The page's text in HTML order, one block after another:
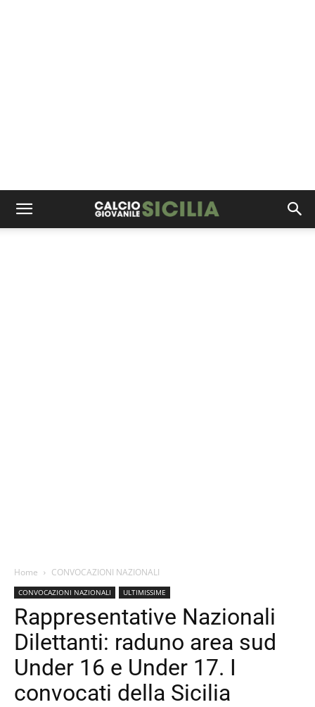
Home CONVOCAZIONI NAZIONALI
CONVOCAZIONI NAZIONALI ULTIMISSIME
Rappresentative Nazionali
Dilettanti: raduno area sud
Under 16 e Under 17. I
convocati della Sicilia